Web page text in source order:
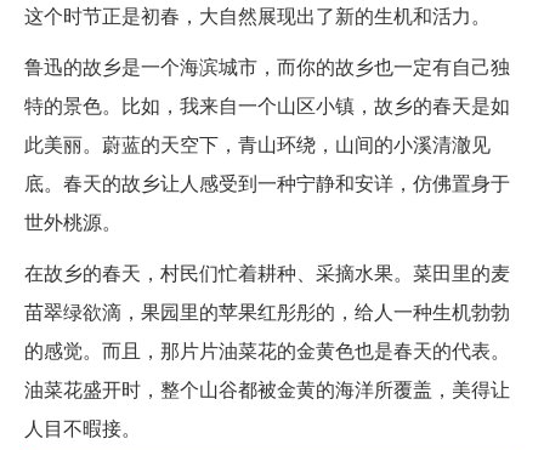
这个时节正是初春，大自然展现出了新的生机和活力。
鲁迅的故乡是一个海滨城市，而你的故乡也一定有自己独
特的景色。比如，我来自一个山区小镇，故乡的春天是如
此美丽。蔚蓝的天空下，青山环绕，山间的小溪清澈见
底。春天的故乡让人感受到一种宁静和安详，仿佛置身于
世外桃源。
在故乡的春天，村民们忙着耕种、采摘水果。菜田里的麦
苗翠绿欲滴，果园里的苹果红彤彤的，给人一种生机勃勃
的感觉。而且，那片片油菜花的金黄色也是春天的代表。
油菜花盛开时，整个山谷都被金黄的海洋所覆盖，美得让
人目不暇接。